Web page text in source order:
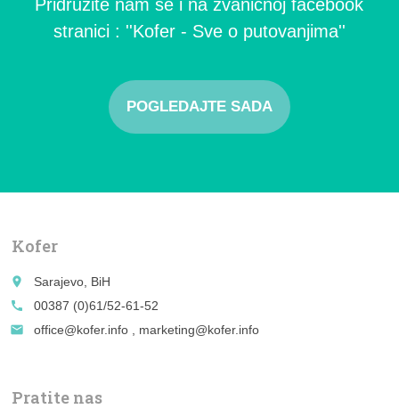
Pridružite nam se i na zvaničnoj facebook
stranici : ''Kofer - Sve o putovanjima''
POGLEDAJTE SADA
Kofer
place
Sarajevo, BiH
call
00387 (0)61/52-61-52
email
office@kofer.info , marketing@kofer.info
Pratite nas